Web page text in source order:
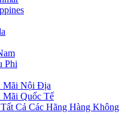
Phi
Mãi Nội Địa
Quốc Tế
Cả Các Hãng Hàng Không